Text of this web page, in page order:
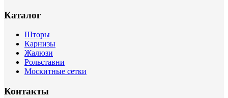
Каталог
Шторы
Карнизы
Жалюзи
Рольставни
Москитные сетки
Контакты